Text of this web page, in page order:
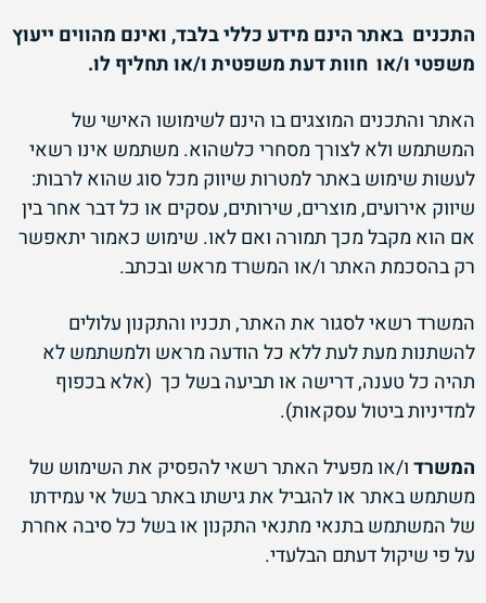
התכנים באתר הינם מידע כללי בלבד, ואינם מהווים ייעוץ
משפטי ו/או חוות דעת משפטית ו/או תחליף לו.
האתר והתכנים המוצגים בו הינם לשימושו האישי של
המשתמש ולא לצורך מסחרי כלשהוא. משתמש אינו רשאי
לעשות שימוש באתר למטרות שיווק מכל סוג שהוא לרבות:
שיווק אירועים, מוצרים, שירותים, עסקים או כל דבר אחר בין
אם הוא מקבל מכך תמורה ואם לאו. שימוש כאמור יתאפשר
רק בהסכמת האתר ו/או המשרד מראש ובכתב.
המשרד רשאי לסגור את האתר, תכניו והתקנון עלולים
להשתנות מעת לעת ללא כל הודעה מראש ולמשתמש לא
תהיה כל טענה, דרישה או תביעה בשל כך (אלא בכפוף
למדיניות ביטול עסקאות).
המשרדו/או מפעיל האתר רשאי להפסיק את השימוש של
משתמש באתר או להגביל את גישתו באתר בשל אי עמידתו
של המשתמש בתנאי מתנאי התקנון או בשל כל סיבה אחרת
על פי שיקול דעתם הבלעדי.